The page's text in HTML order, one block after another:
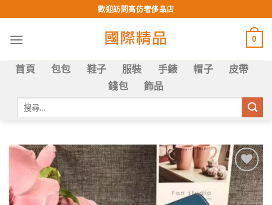
to
content
歡迎訪問高仿奢侈品店
0
首頁 包包 鞋子 服裝 手錶 帽子
皮帶
錢包
飾品
字:
Add to
wishlist